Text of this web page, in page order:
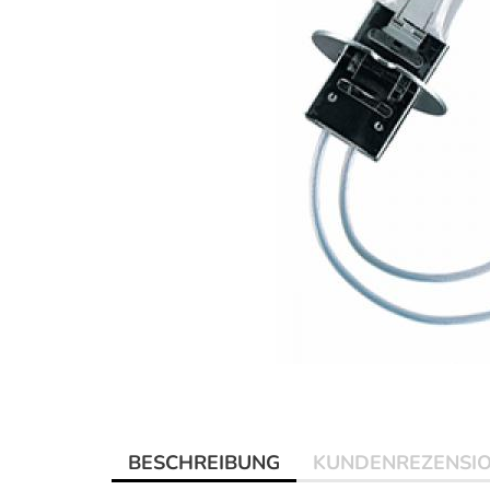
BESCHREIBUNG